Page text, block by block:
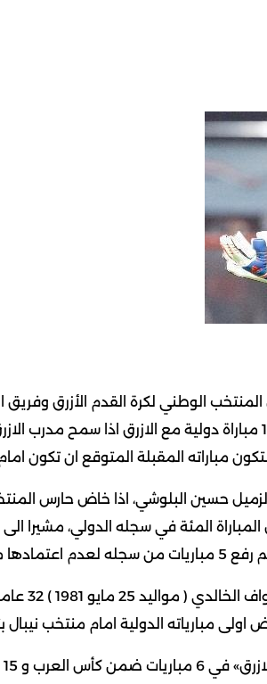
الوطني لكرة القدم الأزرق وفريق
الكرة الكويتية يخوض 100 مباراة دولية مع الازرق
مباراته المقبلة المتوقع ان تكون امام
حسين البلوشي، اذا خاض حارس
المباراة المئة في سجله الدولي،
واكد
الدولية امام منتخب نيبال بتصفيات كأس اسيا في